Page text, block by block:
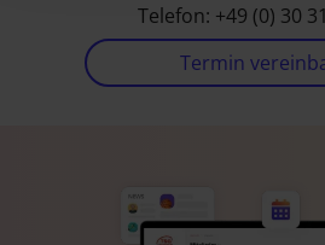
Telefon: +49 (0) 30
Termin